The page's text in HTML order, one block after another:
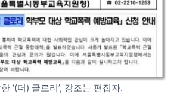
‘(더) 글로리’, 강조는 편집자.